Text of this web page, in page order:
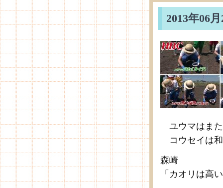
2013年
ユウマはま
コウセイは
森崎
「カオリは高